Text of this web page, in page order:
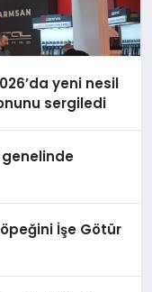
yeni nesil
sergiledi
İşe Götür